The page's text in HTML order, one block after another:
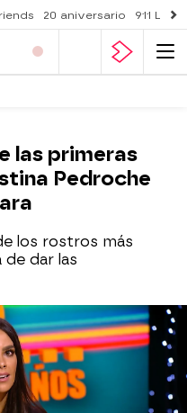
20 aniversario 911
las primeras
Pedroche
los rostros más
dar las